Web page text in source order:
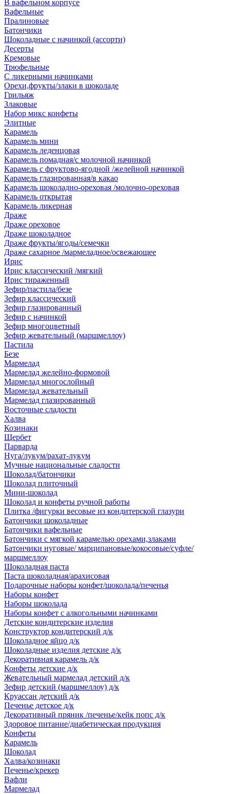
В вафельном корпусе
Вафельные
Пралиновые
Батончики
Шоколадные с начинкой (ассорти)
Десерты
Кремовые
Трюфельные
С ликерными начинками
Орехи,фрукты/злаки в шоколаде
Грильяж
Злаковые
Набор микс конфеты
Элитные
Карамель
Карамель мини
Карамель леденцовая
Карамель помадная/с молочной начинкой
Карамель с фруктово-ягодной /желейной начинкой
Карамель глазированная/в какао
Карамель шоколадно-ореховая /молочно-ореховая
Карамель открытая
Карамель ликерная
Драже
Драже ореховое
Драже шоколадное
Драже фрукты/ягоды/семечки
Драже сахарное /мармеладное/освежающее
Ирис
Ирис классический /мягкий
Ирис тираженный
Зефир/пастила/безе
Зефир классический
Зефир глазированный
Зефир с начинкой
Зефир многоцветный
Зефир жевательный (маршмеллоу)
Пастила
Безе
Мармелад
Мармелад желейно-формовой
Мармелад многослойный
Мармелад жевательный
Мармелад глазированный
Восточные сладости
Халва
Козинаки
Щербет
Парварда
Нуга/лукум/рахат-лукум
Мучные национальные сладости
Шоколад/батончики
Шоколад плиточный
Мини-шоколад
Шоколад и конфеты ручной работы
Плитка /фигурки весовые из кондитерской глазури
Батончики шоколадные
Батончики вафельные
Батончики с мягкой карамелью орехами,злаками
Батончики нуговые/ марципановые/кокосовые/суфле/
маршмеллоу
Шоколадная паста
Паста шоколадная/арахисовая
Подарочные наборы конфет/шоколада/печенья
Наборы конфет
Наборы шоколада
Наборы конфет с алкогольными начинками
Детские кондитерские изделия
Конструктор кондитерский д/к
Шоколадное яйцо д/к
Шоколадные изделия детские д/к
Декоративная карамель д/к
Конфеты детские д/к
Жевательный мармелад детский д/к
Зефир детский (маршмеллоу) д/к
Круассан детский д/к
Печенье детское д/к
Декоративный пряник /печенье/кейк попс д/к
Здоровое питание/диабетическая продукция
Конфеты
Карамель
Шоколад
Халва/козинаки
Печенье/крекер
Вафли
Мармелад